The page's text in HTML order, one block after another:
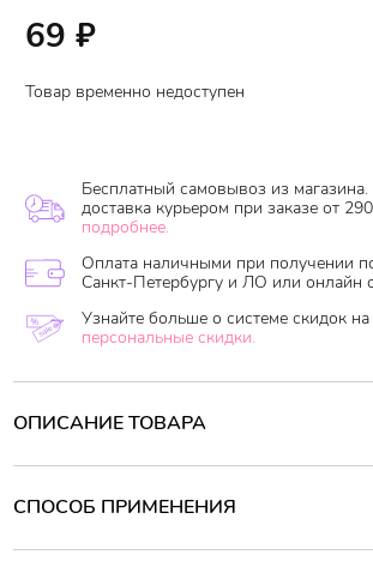
69 ₽
Товар временно недоступен
Бесплатный самовывоз из магазина.
доставка курьером при заказе от
подробнее.
Оплата наличными при получении
Санкт-Петербургу и ЛО или онлайн
Узнайте больше о системе скидок
персональные скидки.
ОПИСАНИЕ ТОВАРА
Ночная маска с экстрактом тыквыMay
течении ночи, что способствует уменьшению
улучшению состояния кожи. Средство
вид. Маска имеет легкую текстуру, приятна
СПОСОБ ПРИМЕНЕНИЯ
Способ применения: